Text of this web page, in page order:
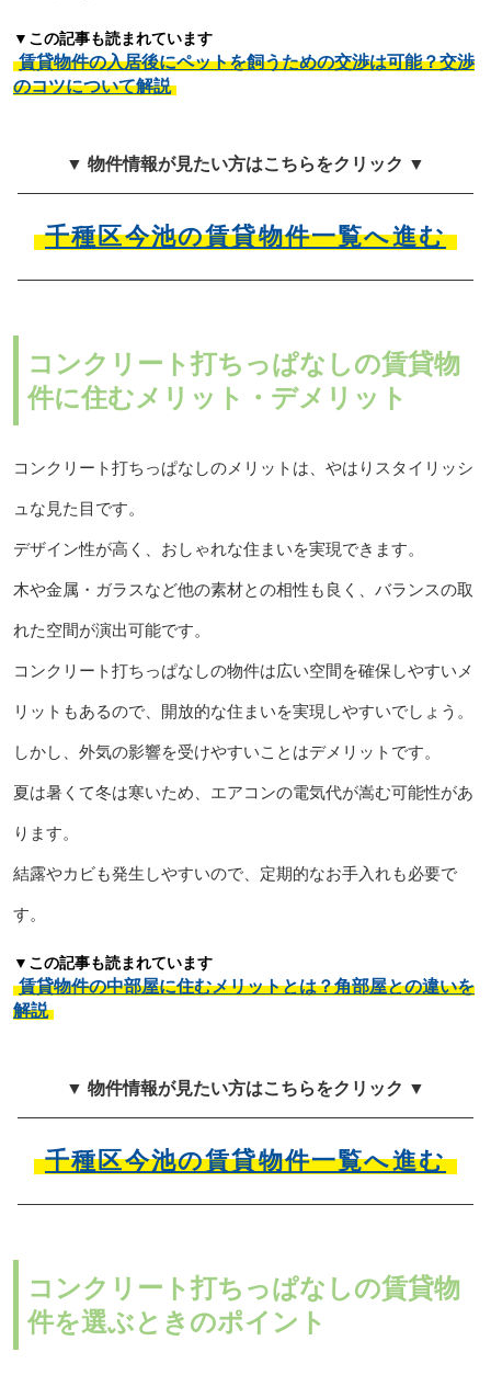
▼この記事も読まれています
賃貸物件の入居後にペットを飼うための交渉は可能？交渉
のコツについて解説
▼ 物件情報が見たい方はこちらをクリック ▼
千種区今池の賃貸物件一覧へ進む
コンクリート打ちっぱなしの賃貸物
件に住むメリット・デメリット
コンクリート打ちっぱなしのメリットは、やはりスタイリッシ
ュな見た目です。
デザイン性が高く、おしゃれな住まいを実現できます。
木や金属・ガラスなど他の素材との相性も良く、バランスの取
れた空間が演出可能です。
コンクリート打ちっぱなしの物件は広い空間を確保しやすいメ
リットもあるので、開放的な住まいを実現しやすいでしょう。
しかし、外気の影響を受けやすいことはデメリットです。
夏は暑くて冬は寒いため、エアコンの電気代が嵩む可能性があ
ります。
結露やカビも発生しやすいので、定期的なお手入れも必要で
す。
▼この記事も読まれています
賃貸物件の中部屋に住むメリットとは？角部屋との違いを
解説
▼ 物件情報が見たい方はこちらをクリック ▼
千種区今池の賃貸物件一覧へ進む
コンクリート打ちっぱなしの賃貸物
件を選ぶときのポイント